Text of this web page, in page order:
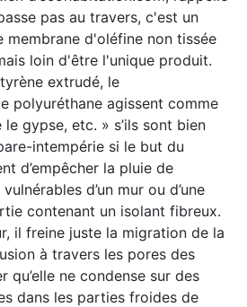
pas au travers, c'est un
membrane d'oléfine non tissée
loin d'être l'unique produit.
extrudé, le
polyuréthane agissent comme
gypse, etc. » s’ils sont bien
intempérie si le but du
d’empêcher la pluie de
d’un mur ou d’une
contenant un isolant fibreux.
il freine juste la migration de la
à travers les pores des
qu’elle ne condense sur des
dans les parties froides de